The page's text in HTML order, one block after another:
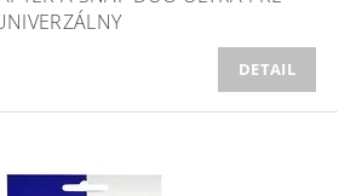
DETAIL